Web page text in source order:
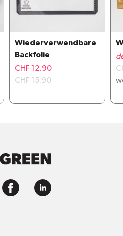
Wiederverwendbare
Backfolie
CHF 12.90
CHF 15.90